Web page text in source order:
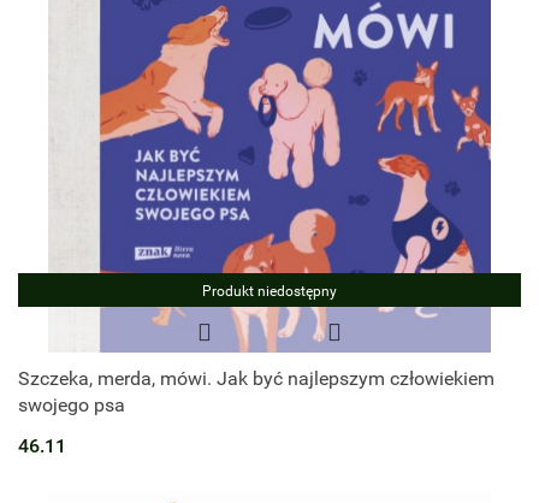
Produkt niedostępny
Szczeka, merda, mówi. Jak być najlepszym człowiekiem
swojego psa
46.11